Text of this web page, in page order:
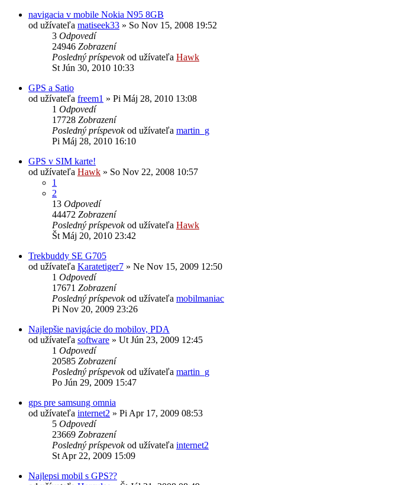
navigacia v mobile Nokia N95 8GB
od užívateľa matiseek33 » So Nov 15, 2008 19:52
3 Odpovedí
24946 Zobrazení
Posledný príspevokod užívateľa Hawk
St Jún 30, 2010 10:33
GPS a Satio
od užívateľa freem1 » Pi Máj 28, 2010 13:08
1 Odpovedí
17728 Zobrazení
Posledný príspevokod užívateľa martin_g
Pi Máj 28, 2010 16:10
GPS v SIM karte!
od užívateľa Hawk » So Nov 22, 2008 10:57
1
2
13 Odpovedí
44472 Zobrazení
Posledný príspevokod užívateľa Hawk
Št Máj 20, 2010 23:42
Trekbuddy SE G705
od užívateľa Karatetiger7 » Ne Nov 15, 2009 12:50
1 Odpovedí
17671 Zobrazení
Posledný príspevokod užívateľa mobilmaniac
Pi Nov 20, 2009 23:26
Najlepšie navigácie do mobilov, PDA
od užívateľa software » Ut Jún 23, 2009 12:45
1 Odpovedí
20585 Zobrazení
Posledný príspevokod užívateľa martin_g
Po Jún 29, 2009 15:47
gps pre samsung omnia
od užívateľa internet2 » Pi Apr 17, 2009 08:53
5 Odpovedí
23669 Zobrazení
Posledný príspevokod užívateľa internet2
St Apr 22, 2009 15:09
Najlepsi mobil s GPS??